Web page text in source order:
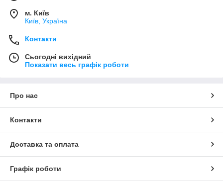
м. Київ
Київ, Україна
Контакти
Сьогодні вихідний
Показати весь графік роботи
Про нас
Контакти
Доставка та оплата
Графік роботи